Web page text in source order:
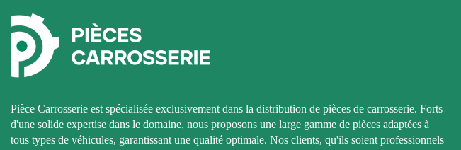
Pièce Carrosserie est spécialisée exclusivement dans la distribution de pièces de carrosserie. Forts
d'une solide expertise dans le domaine, nous proposons une large gamme de pièces adaptées à
tous types de véhicules, garantissant une qualité optimale. Nos clients, qu'ils soient professionnels